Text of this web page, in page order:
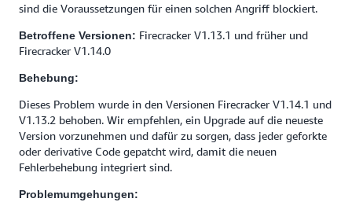
sind die Voraussetzungen für einen solchen Angriff blockiert.
Betroffene Versionen: Firecracker V1.13.1 und früher und
Firecracker V1.14.0
Behebung:
Dieses Problem wurde in den Versionen Firecracker V1.14.1 und
V1.13.2 behoben. Wir empfehlen, ein Upgrade auf die neueste
Version vorzunehmen und dafür zu sorgen, dass jeder geforkte
oder derivative Code gepatcht wird, damit die neuen
Fehlerbehebung integriert sind.
Problemumgehungen: